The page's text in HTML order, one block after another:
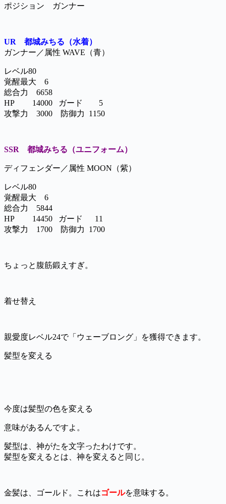
ポジション ガンナー
UR 都城みちる（水着）
ガンナー／属性 WAVE（青）
レベル80
覚醒最大 6
総合力 6658
HP 14000 ガード 5
攻撃力 3000 防御力 1150
SSR 都城みちる（ユニフォーム）
ディフェンダー／属性 MOON（紫）
レベル80
覚醒最大 6
総合力 5844
HP 14450 ガード 11
攻撃力 1700 防御力 1700
ちょっと腹筋鍛えすぎ。
着せ替え
親愛度レベル24で「ウェーブロング」を獲得できます。
髪型を変える
今度は髪型の色を変える
意味があるんですよ。
髪型は、神がたを文字ったわけです。
髪型を変えるとは、神を変えると同じ。
金髪は、ゴールド。これはゴールを意味する。